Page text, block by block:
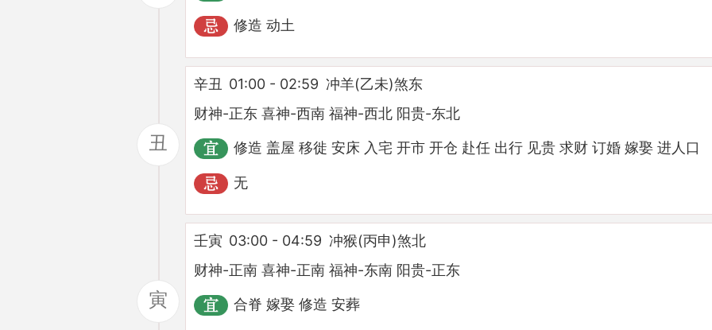
修造 动土
丑
辛丑 01:00 - 02:59 冲羊(乙未)煞东
财神-正东 喜神-西南 福神-西北 阳贵-东北
修造 盖屋 移徙 安床 入宅 开市 开仓 赴任 出行 见贵 求财 订婚 嫁娶 进人口
无
寅
壬寅 03:00 - 04:59 冲猴(丙申)煞北
财神-正南 喜神-正南 福神-东南 阳贵-正东
合脊 嫁娶 修造 安葬